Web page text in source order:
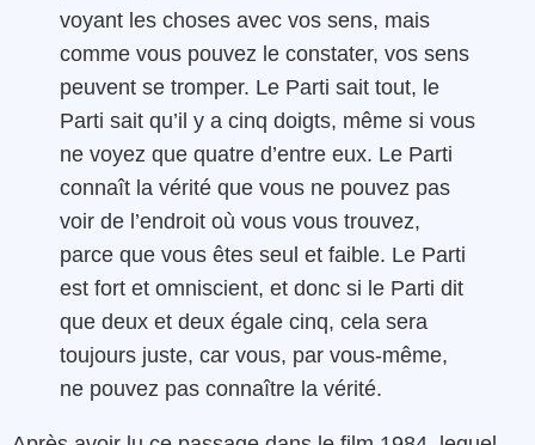
voyant les choses avec vos sens, mais
comme vous pouvez le constater, vos sens
peuvent se tromper. Le Parti sait tout, le
Parti sait qu’il y a cinq doigts, même si vous
ne voyez que quatre d’entre eux. Le Parti
connaît la vérité que vous ne pouvez pas
voir de l’endroit où vous vous trouvez,
parce que vous êtes seul et faible. Le Parti
est fort et omniscient, et donc si le Parti dit
que deux et deux égale cinq, cela sera
toujours juste, car vous, par vous-même,
ne pouvez pas connaître la vérité.